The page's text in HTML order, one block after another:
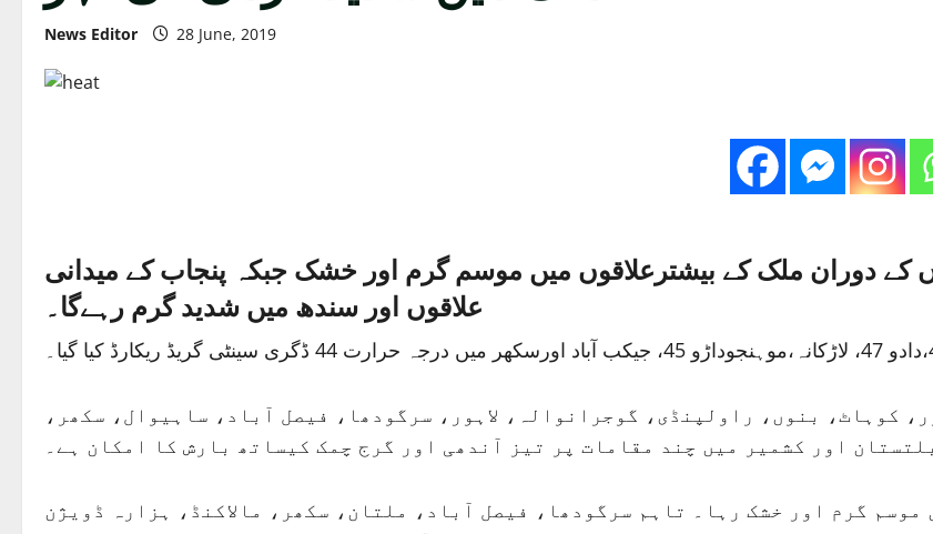
News Editor 28 June, 2019
کے مطاب آئندہ 24گھنٹوں کے دوران ملک کے بیشترعلاقوں میں موسم گرم اور خشک جبکہ پنجاب کے میدانی
علاقوں اور سندھ میں شدید گرم رہےگا۔
کوہاٹ، بنوں، راولپنڈی، گوجرانوالہ، لاہور، سرگودھا، فیصل آباد، ساہیوال، سکھر،
اور کشمیر میں چند مقامات پر تیز آندھی اور گرج چمک کیساتھ بارش کا امکان ہے۔
میں موسم گرم اور خشک رہا۔ تاہم سرگودھا، فیصل آباد، ملتان، سکھر، مالاکنڈ، ہزارہ ڈویژن